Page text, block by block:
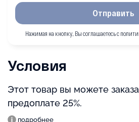
Отправить
Нажимая на кнопку, Вы соглашаетесь с
Условия
Этот товар вы можете
предоплате 25%.
подробнее